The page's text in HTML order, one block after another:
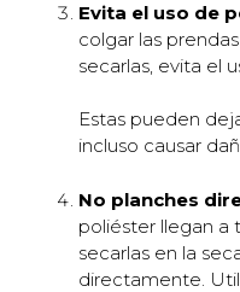
Evita el uso de
colgar las
secarlas, evita el
Estas pueden
incluso causar
No planches
poliéster llegan a
secarlas en la
directamente.